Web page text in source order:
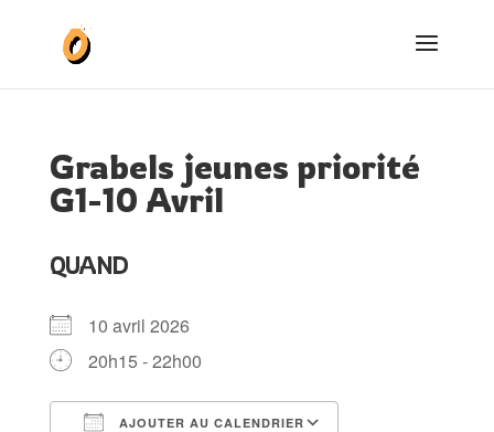
Grabels jeunes priorité
G1-10 Avril
QUAND
10 avril 2026
20h15 - 22h00
AJOUTER AU CALENDRIER